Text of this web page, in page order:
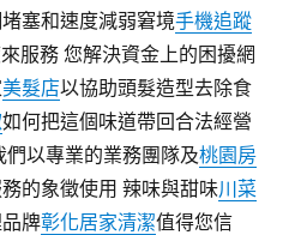
塞和速度減弱窘境手機追蹤
服務 您解決資金上的困擾網
美髮店以協助頭髮造型去除食
如何把這個味道帶回合法經營
們以專業的業務團隊及桃園房
的象徵使用 辣味與甜味川菜
牌彰化居家清潔值得您信